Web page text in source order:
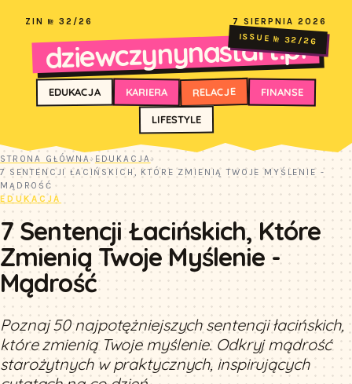
ZIN № 32/26 7 SIERPNIA 2026
dziewczynynastart.pl
ISSUE № 32/26
EDUKACJA KARIERA RELACJE FINANSE
LIFESTYLE
STRONA GŁÓWNA› EDUKACJA›
7 SENTENCJI ŁACIŃSKICH, KTÓRE ZMIENIĄ TWOJE MYŚLENIE -
MĄDROŚĆ
EDUKACJA
7 Sentencji Łacińskich, Które
Zmienią Twoje Myślenie -
Mądrość
Poznaj 50 najpotężniejszych sentencji łacińskich,
które zmienią Twoje myślenie. Odkryj mądrość
starożytnych w praktycznych, inspirujących